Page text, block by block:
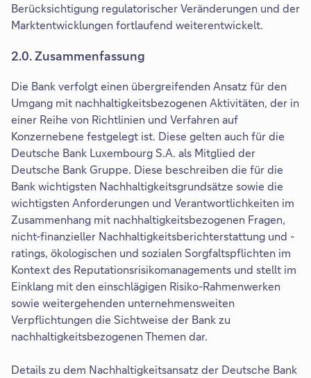
Berücksichtigung regulatorischer Veränderungen und der
Marktentwicklungen fortlaufend weiterentwickelt.
2.0. Zusammenfassung
Die Bank verfolgt einen übergreifenden Ansatz für den
Umgang mit nachhaltigkeitsbezogenen Aktivitäten, der in
einer Reihe von Richtlinien und Verfahren auf
Konzernebene festgelegt ist. Diese gelten auch für die
Deutsche Bank Luxembourg S.A. als Mitglied der
Deutsche Bank Gruppe. Diese beschreiben die für die
Bank wichtigsten Nachhaltigkeitsgrundsätze sowie die
wichtigsten Anforderungen und Verantwortlichkeiten im
Zusammenhang mit nachhaltigkeitsbezogenen Fragen,
nicht-finanzieller Nachhaltigkeitsberichterstattung und -
ratings, ökologischen und sozialen Sorgfaltspflichten im
Kontext des Reputationsrisikomanagements und stellt im
Einklang mit den einschlägigen Risiko-Rahmenwerken
sowie weitergehenden unternehmensweiten
Verpflichtungen die Sichtweise der Bank zu
nachhaltigkeitsbezogenen Themen dar.
Details zu dem Nachhaltigkeitsansatz der Deutsche Bank